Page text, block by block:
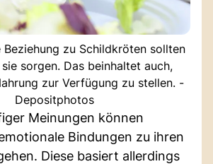
Beziehung zu Schildkröten sollten
sorgen. Das beinhaltet auch,
zur Verfügung zu stellen. -
Depositphotos
Meinungen können
Bindungen zu ihren
Diese basiert allerdings